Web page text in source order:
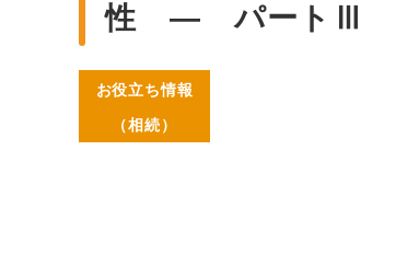
性 ― パートⅢ
お役立ち情報
（相続）